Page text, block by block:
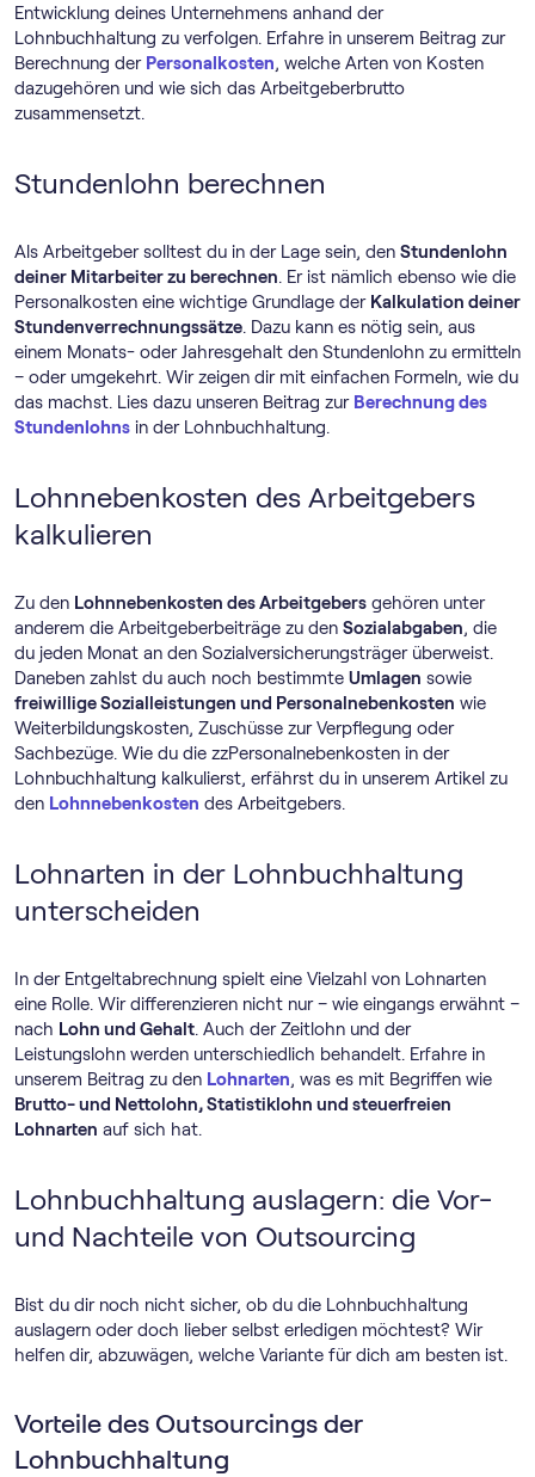
Entwicklung deines Unternehmens anhand der
Lohnbuchhaltung zu verfolgen. Erfahre in unserem Beitrag zur
Berechnung der Personalkosten, welche Arten von Kosten
dazugehören und wie sich das Arbeitgeberbrutto
zusammensetzt.
Stundenlohn berechnen
Als Arbeitgeber solltest du in der Lage sein, den Stundenlohn
deiner Mitarbeiter zu berechnen. Er ist nämlich ebenso wie die
Personalkosten eine wichtige Grundlage der Kalkulation deiner
Stundenverrechnungssätze. Dazu kann es nötig sein, aus
einem Monats- oder Jahresgehalt den Stundenlohn zu ermitteln
– oder umgekehrt. Wir zeigen dir mit einfachen Formeln, wie du
das machst. Lies dazu unseren Beitrag zur Berechnung des
Stundenlohns in der Lohnbuchhaltung.
Lohnnebenkosten des Arbeitgebers
kalkulieren
Zu den Lohnnebenkosten des Arbeitgebers gehören unter
anderem die Arbeitgeberbeiträge zu den Sozialabgaben, die
du jeden Monat an den Sozialversicherungsträger überweist.
Daneben zahlst du auch noch bestimmte Umlagen sowie
freiwillige Sozialleistungen und Personalnebenkosten wie
Weiterbildungskosten, Zuschüsse zur Verpflegung oder
Sachbezüge. Wie du die zzPersonalnebenkosten in der
Lohnbuchhaltung kalkulierst, erfährst du in unserem Artikel zu
den Lohnnebenkosten des Arbeitgebers.
Lohnarten in der Lohnbuchhaltung
unterscheiden
In der Entgeltabrechnung spielt eine Vielzahl von Lohnarten
eine Rolle. Wir differenzieren nicht nur – wie eingangs erwähnt –
nach Lohn und Gehalt. Auch der Zeitlohn und der
Leistungslohn werden unterschiedlich behandelt. Erfahre in
unserem Beitrag zu den Lohnarten, was es mit Begriffen wie
Brutto- und Nettolohn, Statistiklohn und steuerfreien
Lohnarten auf sich hat.
Lohnbuchhaltung auslagern: die Vor-
und Nachteile von Outsourcing
Bist du dir noch nicht sicher, ob du die Lohnbuchhaltung
auslagern oder doch lieber selbst erledigen möchtest? Wir
helfen dir, abzuwägen, welche Variante für dich am besten ist.
Vorteile des Outsourcings der
Lohnbuchhaltung